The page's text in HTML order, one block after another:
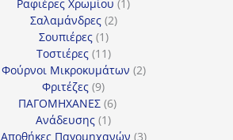
Ραφιέρες Χρωμίου 1
Σαλαμάνδρες 22
Σουπιέρες 11
προϊόν
Τοστιέρες 1111
προϊόντα
Φούρνοι Μικροκυμάτων 22
Φριτέζες 99
προϊόντα
ΠΑΓΟΜΗΧΑΝΕΣ 66
Ανάδευσης 11
προϊόν
Αποθήκες Παγομηχανών 33